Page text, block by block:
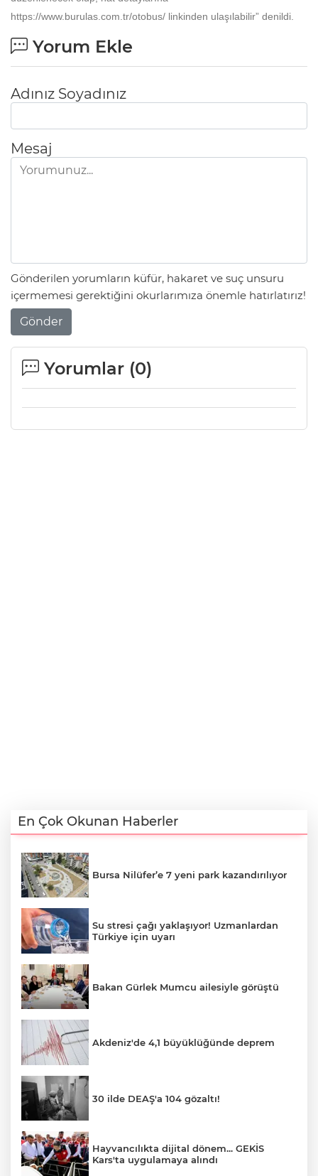
https://www.burulas.com.tr/otobus/ linkinden ulaşılabilir” denildi.
Yorum Ekle
Adınız Soyadınız
Mesaj
Gönderilen yorumların küfür, hakaret ve suç unsuru
içermemesi gerektiğini okurlarımıza önemle hatırlatırız!
Gönder
Yorumlar (0)
En Çok Okunan Haberler
Bursa Nilüfer’e 7 yeni park kazandırılıyor
Su stresi çağı yaklaşıyor! Uzmanlardan
Türkiye için uyarı
Bakan Gürlek Mumcu ailesiyle görüştü
Akdeniz'de 4,1 büyüklüğünde deprem
30 ilde DEAŞ'a 104 gözaltı!
Hayvancılıkta dijital dönem... GEKİS
Kars'ta uygulamaya alındı